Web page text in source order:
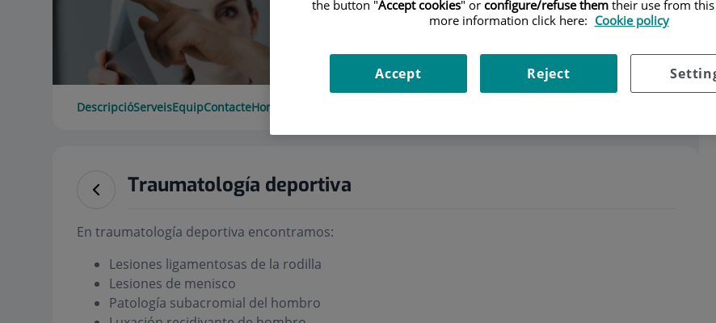
DescripcióServeisEquipContacteHorari
Traumatología deportiva
En traumatología deportiva encontramos:
Lesiones ligamentosas de la rodilla
Lesiones de menisco
Patología subacromial del hombro
the button "Accept cookies" or configure/refuse themtheir use from this
more information click here: Cookie policy
Reject
Accept